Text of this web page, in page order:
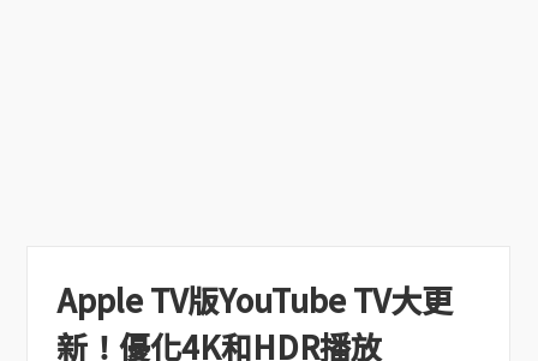
Apple TV版YouTube TV大更
新！優化4K和HDR播放